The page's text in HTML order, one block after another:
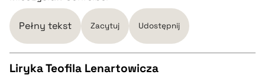
pobierz cytat
BIBTEX
Pełny tekst Zacytuj Udostępnij
Liryka Teofila Lenartowicza